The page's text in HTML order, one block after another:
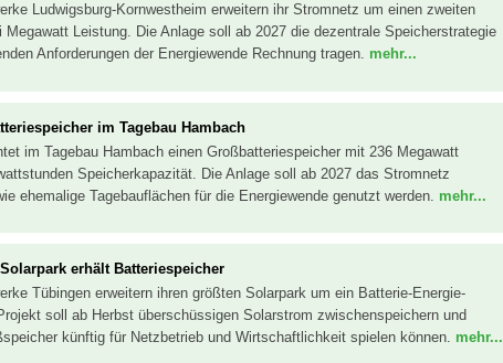
Ludwigsburg-Kornwestheim erweitern ihr Stromnetz um einen zweiten
Megawatt Leistung. Die Anlage soll ab 2027 die dezentrale Speicherstrategie
Anforderungen der Energiewende Rechnung tragen. mehr...
im Tagebau Hambach
im Tagebau Hambach einen Großbatteriespeicher mit 236 Megawatt
Speicherkapazität. Die Anlage soll ab 2027 das Stromnetz
ehemalige Tagebauflächen für die Energiewende genutzt werden. mehr...
erhält Batteriespeicher
Tübingen erweitern ihren größten Solarpark um ein Batterie-Energie-
soll ab Herbst überschüssigen Solarstrom zwischenspeichern und
künftig für Netzbetrieb und Wirtschaftlichkeit spielen können. mehr...